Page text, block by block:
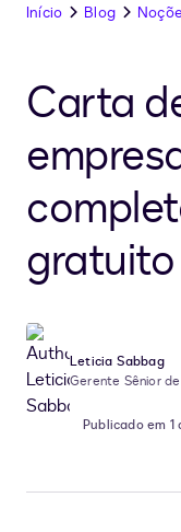
Início Blog
Carta
gratuito
Leticia Sabbag
Gerente Sênior
Publicado em 1